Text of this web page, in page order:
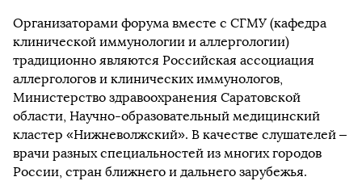
Организаторами форума вместе с СГМУ (кафедра
клинической иммунологии и аллергологии)
традиционно являются Российская ассоциация
аллергологов и клинических иммунологов,
Министерство здравоохранения Саратовской
области, Научно-образовательный медицинский
кластер «Нижневолжский». В качестве слушателей –
врачи разных специальностей из многих городов
России, стран ближнего и дальнего зарубежья.